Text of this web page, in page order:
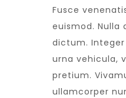
Fusce
euismod. Nulla
dictum.
urna vehicula,
pretium.
ullamcorper